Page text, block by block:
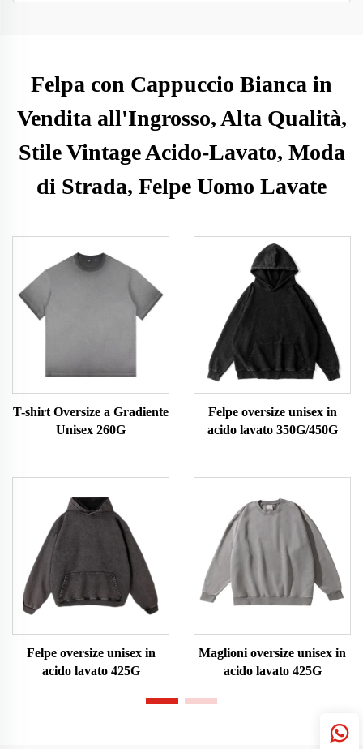
Felpa con Cappuccio Bianca in
Vendita all'Ingrosso, Alta Qualità,
Stile Vintage Acido-Lavato, Moda
di Strada, Felpe Uomo Lavate
T-shirt Oversize a Gradiente
Unisex 260G
Felpe oversize unisex in
acido lavato 350G/450G
Felpe oversize unisex in
acido lavato 425G
Maglioni oversize unisex in
acido lavato 425G